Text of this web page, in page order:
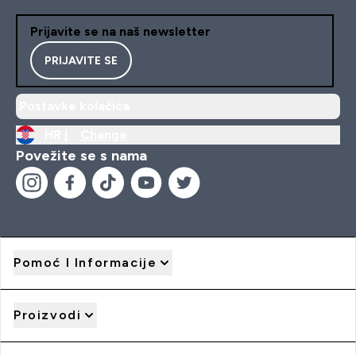
Prijavite se na naš newsletter
PRIJAVITE SE
Povežite se s nama
Pomoć I Informacije
Proizvodi